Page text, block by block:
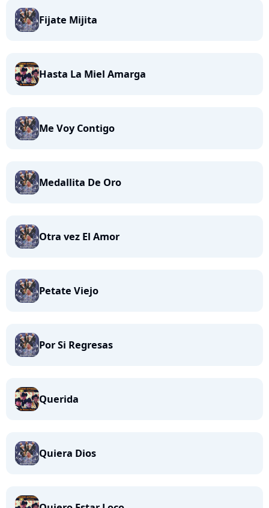
Fijate Mijita
Hasta La Miel Amarga
Me Voy Contigo
Medallita De Oro
Otra vez El Amor
Petate Viejo
Por Si Regresas
Querida
Quiera Dios